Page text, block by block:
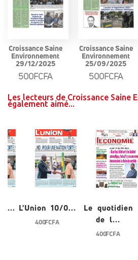
Croissance Saine
Environnement
29/12/2025
500FCFA
Croissance Saine
Environnement
25/09/2025
500FCFA
Les lecteurs de Croissance Saine
également aimé...
0... L'Union 10/0...
400 FCFA
Le quotidien
de l...
400 FCFA